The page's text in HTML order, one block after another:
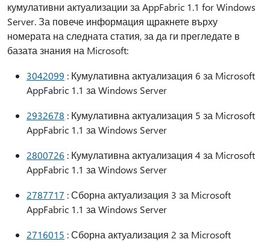
кумулативни актуализации за AppFabric 1.1 for Windows
Server. За повече информация щракнете върху
номерата на следната статия, за да ги прегледате в
базата знания на Microsoft:
3042099 : Кумулативна актуализация 6 за Microsoft
AppFabric 1.1 за Windows Server
2932678 : Кумулативна актуализация 5 за Microsoft
AppFabric 1.1 за Windows Server
2800726 : Кумулативна актуализация 4 за Microsoft
AppFabric 1.1 за Windows Server
2787717 : Сборна актуализация 3 за Microsoft
AppFabric 1.1 за Windows Server
2716015 : Сборна актуализация 2 за Microsoft